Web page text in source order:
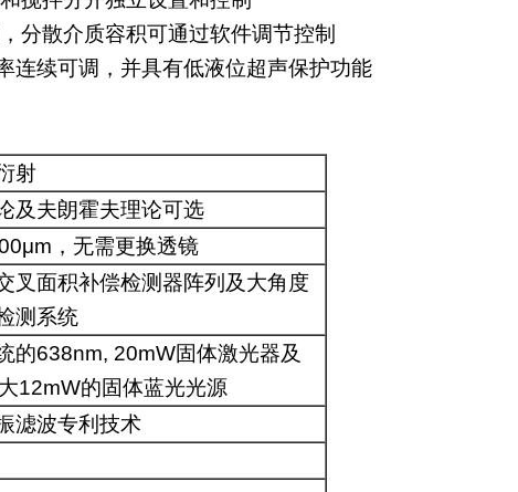
分散介质容积可通过软件调节控制
续可调，并具有低液位超声保护功能
射
及夫朗霍夫理论可选
，无需更换透镜
叉面积补偿检测器阵列及大角度
测系统
的638nm, 20mW固体激光器及
12mW的固体蓝光光源
滤波专利技术